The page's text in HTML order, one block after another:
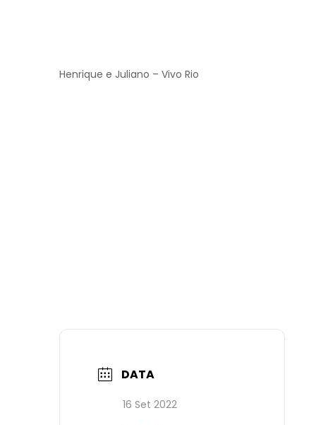
Henrique e Juliano – Vivo Rio
DATA
16 Set 2022